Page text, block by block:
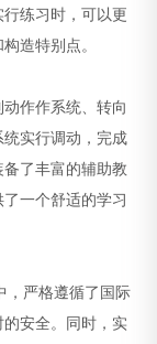
练习时，可以更
造特别点。
作作系统、转向
统实行调动，完成
了丰富的辅助教
一个舒适的学习
，严格遵循了国际
安全。同时，实